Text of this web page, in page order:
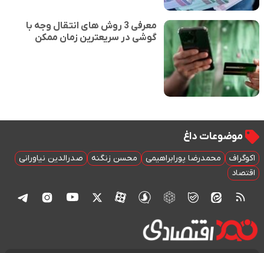
معرفی 3 روش های انتقال وجه با
گوشی در سریعترین زمان ممکن
موضوعات داغ
اکوگراف محمدرضا پورابراهیمی محسن زنگنه
صدرالدین نیاورانی
اقتصاد